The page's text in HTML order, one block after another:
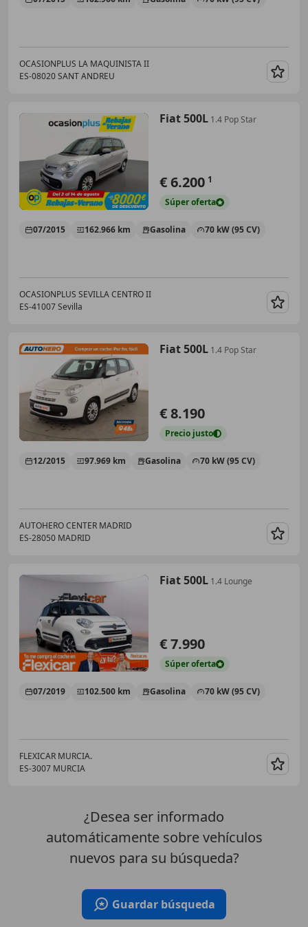
OCASIONPLUS LA MAQUINISTA II
ES-08020 SANT ANDREU
Fiat 500L 1.4 Pop Star
€ 6.200 1
Súperoferta
07/2015 162.966 km Gasolina 70 kW (95 CV)
OCASIONPLUS SEVILLA CENTRO II
ES-41007 Sevilla
Fiat 500L 1.4 Pop Star
€ 8.190
Precio justo
12/2015 97.969 km Gasolina 70 kW (95 CV)
AUTOHERO CENTER MADRID
ES-28050 MADRID
Fiat 500L 1.4 Lounge
€ 7.990
Súperoferta
07/2019 102.500 km Gasolina 70 kW (95 CV)
FLEXICAR MURCIA.
ES-3007 MURCIA
¿Desea ser informado
automáticamente sobre vehículos
nuevos para su búsqueda?
Guardar búsqueda